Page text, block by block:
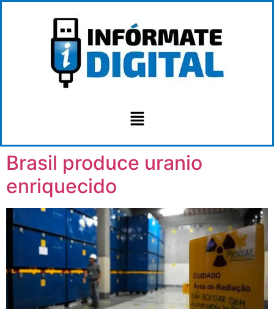
Brasil produce uranio
enriquecido